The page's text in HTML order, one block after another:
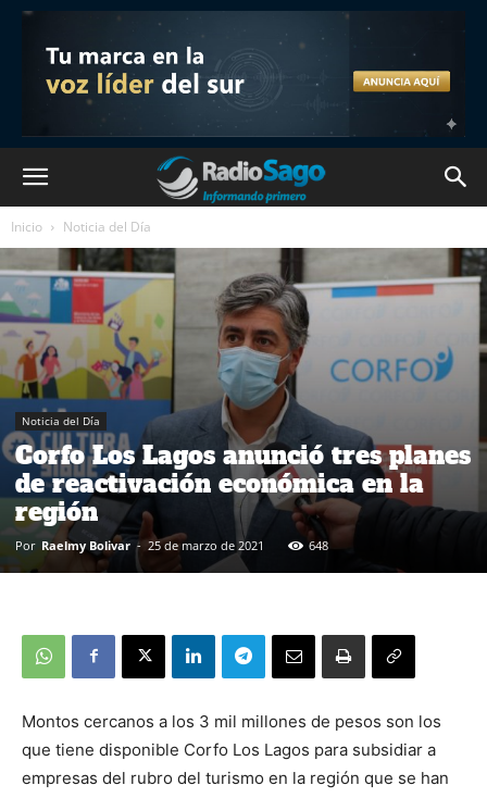
Inicio Noticia del Día
Noticia del Día
Corfo Los Lagos anunció tres planes
de reactivación económica en la
región
Por Raelmy Bolivar - 25 de marzo de 2021 648
Montos cercanos a los 3 mil millones de pesos son los
que tiene disponible Corfo Los Lagos para subsidiar a
empresas del rubro del turismo en la región que se han